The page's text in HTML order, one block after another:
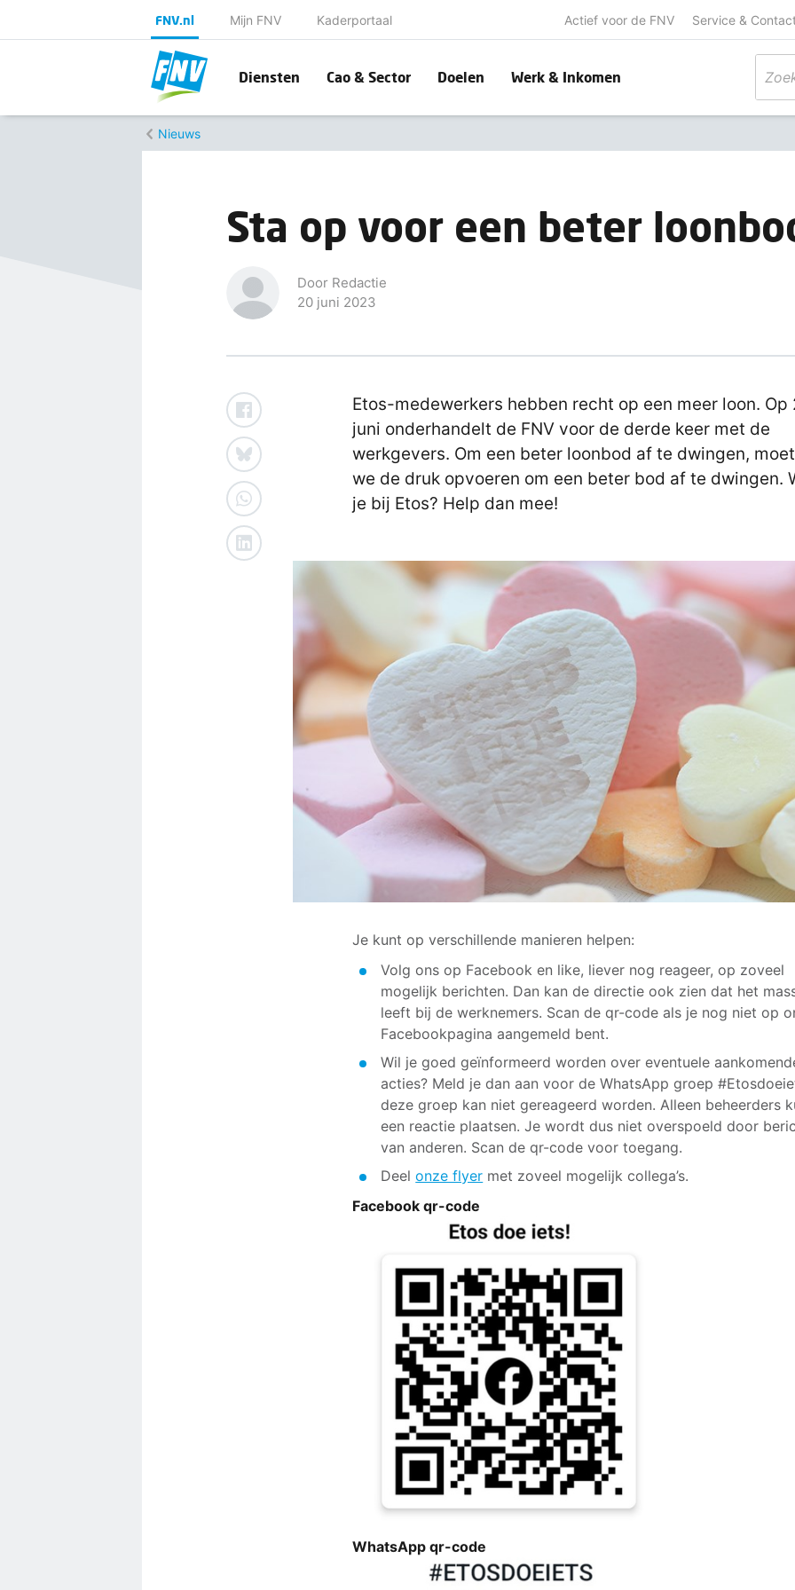
FNV.nl Mijn FNV Kaderportaal Actief voor de FNV Service &
Diensten Cao & Sector Doelen Werk & Inkomen
Nieuws
Sta op voor een beter
Door Redactie
20 juni 2023
Etos-medewerkers hebben recht op een meer loon. Op
juni onderhandelt de FNV voor de derde keer met de
werkgevers. Om een beter loonbod af te dwingen,
we de druk opvoeren om een beter bod af te dwingen.
je bij Etos? Help dan mee!
Je kunt op verschillende manieren helpen:
Volg ons op Facebook en like, liever nog reageer, op zoveel
mogelijk berichten. Dan kan de directie ook zien dat het
leeft bij de werknemers. Scan de qr-code als je nog niet op
Facebookpagina aangemeld bent.
Wil je goed geïnformeerd worden over eventuele
acties? Meld je dan aan voor de WhatsApp groep
deze groep kan niet gereageerd worden. Alleen beheerders
een reactie plaatsen. Je wordt dus niet overspoeld door
van anderen. Scan de qr-code voor toegang.
Deelonze flyer met zoveel mogelijk collega’s.
Facebook qr-code
WhatsApp qr-code